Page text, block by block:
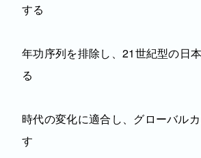
する
年功序列を排除し、21世紀型の日
る
時代の変化に適合し、グローバル
す